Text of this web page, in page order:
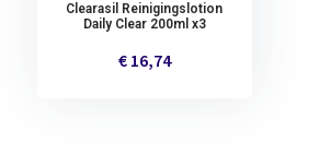
Clearasil Reinigingslotion
Daily Clear 200ml x3
€ 16,74